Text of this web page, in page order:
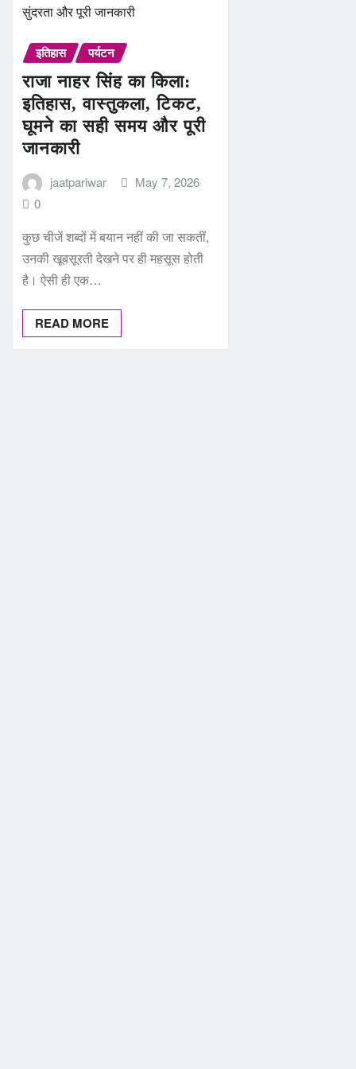
इतिहास पर्यटन
राजा नाहर सिंह का किला:
इतिहास, वास्तुकला, टिकट,
घूमने का सही समय और पूरी
जानकारी
jaatpariwar
May 7, 2026
0
कुछ चीजें शब्दों में बयान नहीं की जा सकतीं,
उनकी खूबसूरती देखने पर ही महसूस होती
है। ऐसी ही एक…
READ MORE